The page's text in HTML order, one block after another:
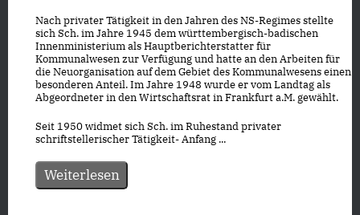
Nach privater Tätigkeit in den Jahren des NS-Regimes stellte
sich Sch. im Jahre 1945 dem württembergisch-badischen
Innenministerium als Hauptberichterstatter für
Kommunalwesen zur Verfügung und hatte an den Arbeiten für
die Neuorganisation auf dem Gebiet des Kommunalwesens einen
besonderen Anteil. Im Jahre 1948 wurde er vom Landtag als
Abgeordneter in den Wirtschaftsrat in Frankfurt a.M. gewählt.
Seit 1950 widmet sich Sch. im Ruhestand privater
schriftstellerischer Tätigkeit- Anfang ...
Weiterlesen